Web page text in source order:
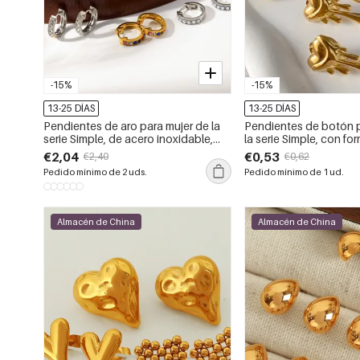
-15%
13-25 DÍAS
Pendientes de aro para mujer de la
serie Simple, de acero inoxidable,
impermeables y color dorado con
diamantes de imitación.
€2,04 €2,40
Pedido mínimo de 2 uds.
-15%
13-25 DÍAS
Pendientes de botón
la serie Simple, con
corazón, de acero
resistentes al agua y
€0,53 €0,62
Pedido mínimo de 1 ud.
Almacén de China Almacén de China